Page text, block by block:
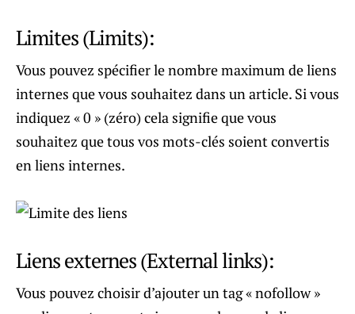
Limites (Limits):
Vous pouvez spécifier le nombre maximum de liens
internes que vous souhaitez dans un article. Si vous
indiquez « 0 » (zéro) cela signifie que vous
souhaitez que tous vos mots-clés soient convertis
en liens internes.
Liens externes (External links):
Vous pouvez choisir d’ajouter un tag « nofollow »